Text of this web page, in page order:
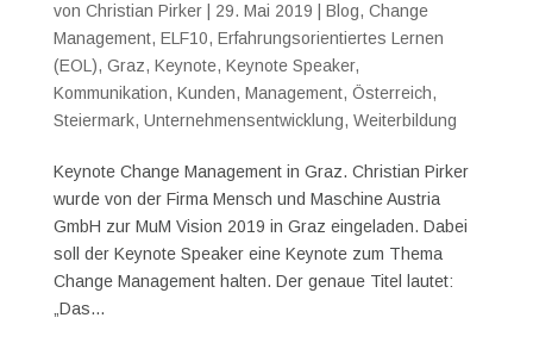
von Christian Pirker| 29. Mai 2019 Blog, Change
Management, ELF10, Erfahrungsorientiertes Lernen
(EOL), Graz, Keynote, Keynote Speaker,
Kommunikation, Kunden, Management, Österreich,
Steiermark, Unternehmensentwicklung, Weiterbildung
Keynote Change Management in Graz. Christian Pirker
wurde von der Firma Mensch und Maschine Austria
GmbH zur MuM Vision 2019 in Graz eingeladen. Dabei
soll der Keynote Speaker eine Keynote zum Thema
Change Management halten. Der genaue Titel lautet:
„Das...